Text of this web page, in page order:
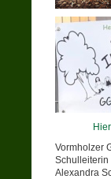
Vormholzer
Schulleiterin
Alexandra